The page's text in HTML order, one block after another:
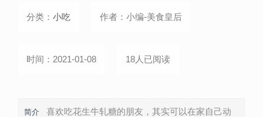
分类： 小吃 作者：小编-美食皇后
时间：2021-01-08 18人已阅读
简介
喜欢吃花生牛轧糖的朋友，其实可以在家自己动